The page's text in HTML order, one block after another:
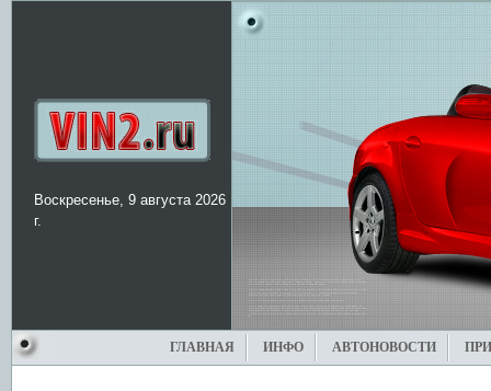
Воскресенье, 9 августа 2026
г.
ГЛАВНАЯ ИНФО АВТОНОВОСТИ